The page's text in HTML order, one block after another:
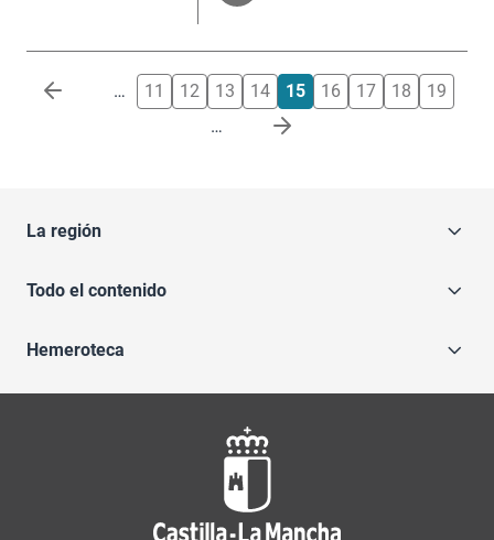
Paginación … 11 12 13 14 15 16 17 18
19
…
La región
Todo el contenido
Hemeroteca